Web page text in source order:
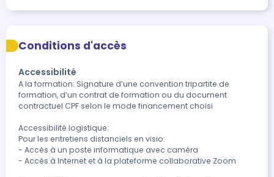
Conditions d'accès
Accessibilité
A la formation: Signature d’une convention tripartite de
formation, d’un contrat de formation ou du document
contractuel CPF selon le mode financement choisi
Accessibilité logistique:
Pour les entretiens distanciels en visio:
- Accès à un poste informatique avec caméra
- Accès à Internet et à la plateforme collaborative Zoom